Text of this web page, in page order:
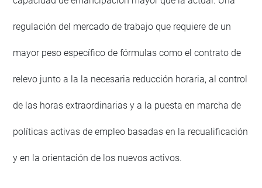
regulación del mercado de trabajo que requiere de un
mayor peso específico de fórmulas como el contrato de
relevo junto a la la necesaria reducción horaria, al control
de las horas extraordinarias y a la puesta en marcha de
políticas activas de empleo basadas en la recualificación
y en la orientación de los nuevos activos.